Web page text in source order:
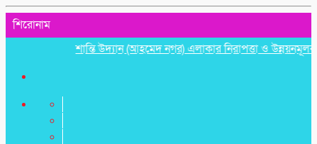
শিরোনাম
শান্তি উদ্যান (আহমেদ নগর) এলাকার নিরাপত্তা ও উন্নয়নমূলক